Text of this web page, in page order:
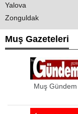
Yalova
Zonguldak
Muş Gazeteleri
Muş Gündem